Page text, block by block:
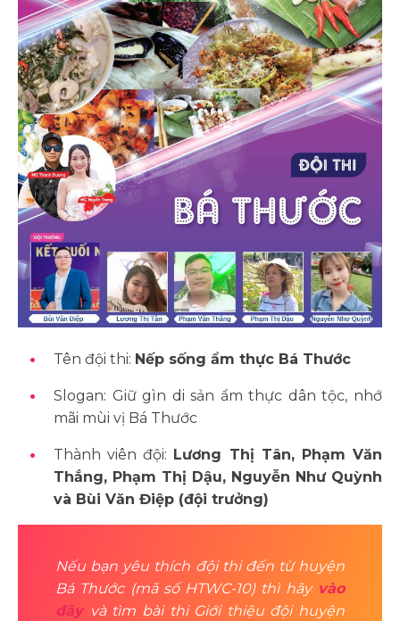
Tên đội thi: Nếp sống ẩm thực Bá Thước
Slogan: Giữ gìn di sản ẩm thực dân tộc, nhớ
mãi mùi vị Bá Thước
Thành viên đội: Lương Thị Tân, Phạm Văn
Thắng, Phạm Thị Dậu, Nguyễn Như Quỳnh
và Bùi Văn Điệp (đội trưởng)
Nếu bạn yêu thích đội thi đến từ huyện
Bá Thước (mã số HTWC-10) thì hãy vào
đây và tìm bài thi Giới thiệu đội huyện